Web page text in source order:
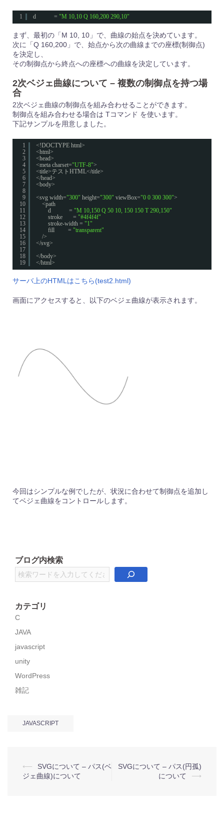
1 d            = "M 10,10 Q 160,200 290,10"
まず、最初の「M 10, 10」で、曲線の始点を決めています。
次に「Q 160,200」で、始点から次の曲線までの座標(制御点)
を決定し、
その制御点から終点への座標への曲線を決定しています。
2次ベジェ曲線について – 複数の制御点を持つ場
合
2次ベジェ曲線の制御点を組み合わせることができます。
制御点を組み合わせる場合は Tコマンド を使います。
下記サンプルを用意しました。
1
2
3
4
5
6
7
8
9
10
11
12
13
14
15
16
17
18
19
<!DOCTYPE html>
<html>
<head>
<meta charset="UTF-8">
<title>テストHTML</title>
</head>
<body>
<svg width="300" height="300" viewBox="0 0 300 300">
<path
d            = "M 10,150 Q 50 10, 150 150 T 290,150"
stroke       = "#4f4f4f"
stroke-width = "1"
fill         = "transparent"
/>
</svg>
</body>
</html>
サーバ上のHTMLはこちら(test2.html)
画面にアクセスすると、以下のベジェ曲線が表示されます。
今回はシンプルな例でしたが、状況に合わせて制御点を追加し
てベジェ曲線をコントロールします。
ブログ内検索
検
索
カテゴリ
C
JAVA
javascript
unity
WordPress
雑記
JAVASCRIPT
投
稿
⟵
SVGについて – パス(ベ
ジェ曲線)について
SVGについて – パス(円孤)
について
⟶